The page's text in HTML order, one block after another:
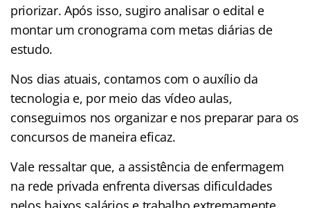
priorizar. Após isso, sugiro analisar o edital e
montar um cronograma com metas diárias de
estudo.
Nos dias atuais, contamos com o auxílio da
tecnologia e, por meio das vídeo aulas,
conseguimos nos organizar e nos preparar para os
concursos de maneira eficaz.
Vale ressaltar que, a assistência de enfermagem
na rede privada enfrenta diversas dificuldades